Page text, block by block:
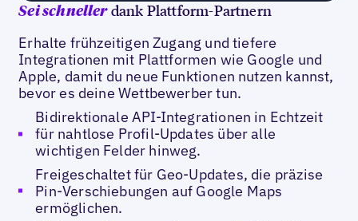
Sei schnellerdank Plattform-Partnern
Erhalte frühzeitigen Zugang und tiefere
Integrationen mit Plattformen wie Google und
Apple, damit du neue Funktionen nutzen kannst,
bevor es deine Wettbewerber tun.
Bidirektionale API-Integrationen in Echtzeit
für nahtlose Profil-Updates über alle
wichtigen Felder hinweg.
Freigeschaltet für Geo-Updates, die präzise
Pin-Verschiebungen auf Google Maps
ermöglichen.